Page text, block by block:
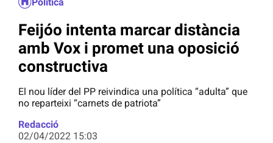
Feijóo intenta marcar distància
amb Vox i promet una oposició
constructiva
El nou líder del PP reivindica una política “adulta” que
no reparteixi “carnets de patriota”
Redacció
02/04/2022 15:03